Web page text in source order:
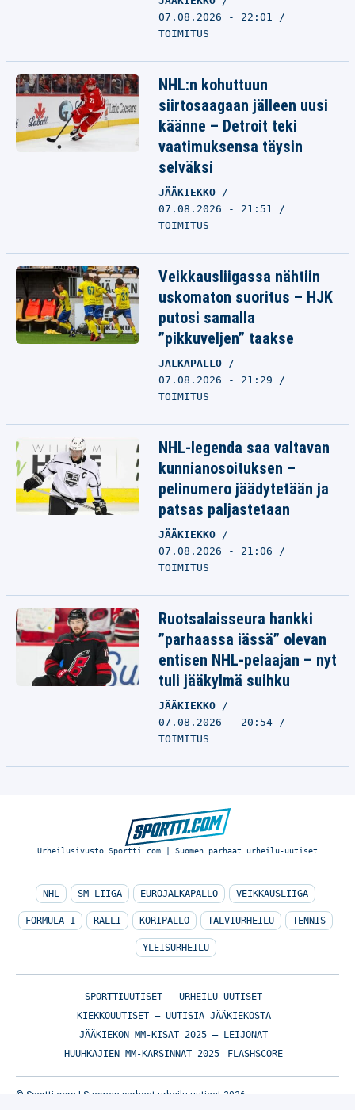
07.08.2026 - 22:01
TOIMITUS
NHL:n kohuttuun
siirtosaagaan jälleen uusi
käänne – Detroit teki
vaatimuksensa täysin
selväksi
JÄÄKIEKKO
07.08.2026 - 21:51
TOIMITUS
Veikkausliigassa nähtiin
uskomaton suoritus – HJK
putosi samalla
”pikkuveljen” taakse
JALKAPALLO
07.08.2026 - 21:29
TOIMITUS
NHL-legenda saa valtavan
kunnianosoituksen –
pelinumero jäädytetään ja
patsas paljastetaan
JÄÄKIEKKO
07.08.2026 - 21:06
TOIMITUS
Ruotsalaisseura hankki
”parhaassa iässä” olevan
entisen NHL-pelaajan – nyt
tuli jääkylmä suihku
JÄÄKIEKKO
07.08.2026 - 20:54
TOIMITUS
Urheilusivusto Sportti.com | Suomen parhaat urheilu-uutiset
NHL SM-LIIGA EUROJALKAPALLO VEIKKAUSLIIGA
FORMULA 1 RALLI KORIPALLO TALVIURHEILU TENNIS
YLEISURHEILU
SPORTTIUUTISET – URHEILU-UUTISET
KIEKKOUUTISET – UUTISIA JÄÄKIEKOSTA
JÄÄKIEKON MM-KISAT 2025 – LEIJONAT
HUUHKAJIEN MM-KARSINNAT 2025
FLASHSCORE
© Sportti.com | Suomen parhaat urheilu-uutiset 2026